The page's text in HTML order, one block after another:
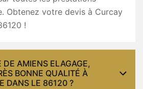
Obtenez votre devis à Curcay
!
DE AMIENS ELAGAGE,
BONNE QUALITÉ À
DANS LE 86120 ?